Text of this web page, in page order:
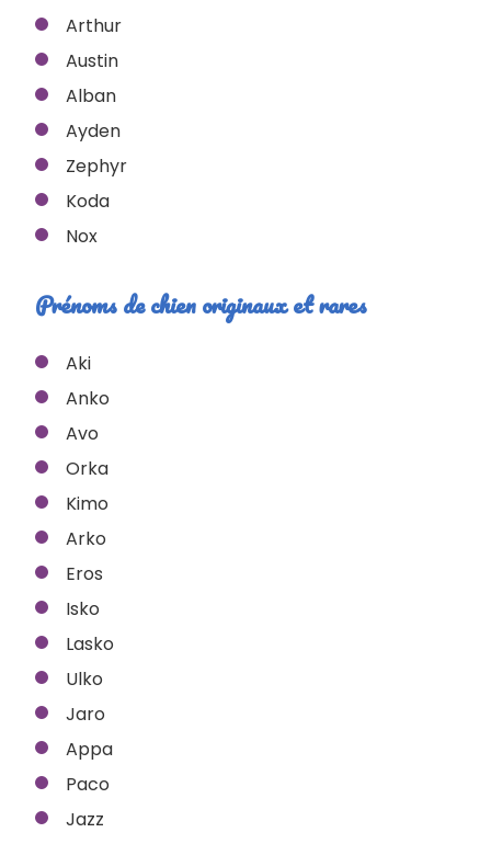
Arthur
Austin
Alban
Ayden
Zephyr
Koda
Nox
Prénoms de chien originaux et rares
Aki
Anko
Avo
Orka
Kimo
Arko
Eros
Isko
Lasko
Ulko
Jaro
Appa
Paco
Jazz